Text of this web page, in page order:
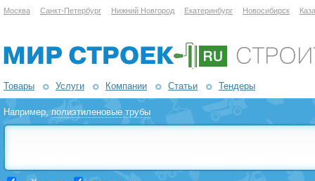
Москва Санкт-Петербург Нижний Новгород Екатеринбург Новосибирск
Товары Услуги Компании Статьи Тендеры
Например,полиэтиленовые трубы